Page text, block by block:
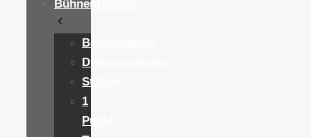
Bühnentechnik
Bodenplatten
Distanzstangen
Stative
1
Punkt